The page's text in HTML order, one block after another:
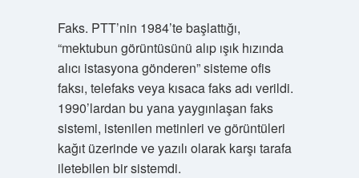
Faks. PTT’nin 1984’te başlattığı,
“mektubun görüntüsünü alıp ışık hızında
alıcı istasyona gönderen” sisteme ofis
faksı, telefaks veya kısaca faks adı verildi.
1990’lardan bu yana yaygınlaşan faks
sistemi, istenilen metinleri ve görüntüleri
kağıt üzerinde ve yazılı olarak karşı tarafa
iletebilen bir sistemdi.